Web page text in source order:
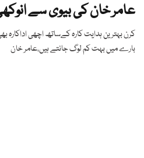
عامر خان کی بیوی سے
کرن بہترین ہدایت کارہ کےساتھ اچھی اداکارہ
بارے میں بہت کم لوگ جانتے ہیں،عامر خان